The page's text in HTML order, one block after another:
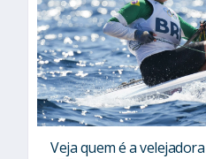
Veja quem é a